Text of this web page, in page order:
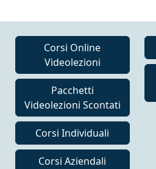
Corsi Online
Videolezioni
Pacchetti
Videolezioni Scontati
Corsi Individuali
Corsi Aziendali